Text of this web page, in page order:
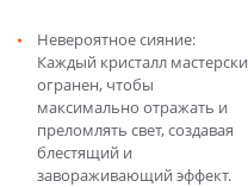
Невероятное сияние:
Каждый кристалл мастерски
огранен, чтобы
максимально отражать и
преломлять свет, создавая
блестящий и
завораживающий эффект.